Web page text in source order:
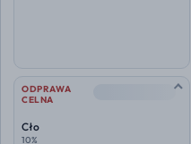
ODPRAWA
CELNA
--
Cło
10%